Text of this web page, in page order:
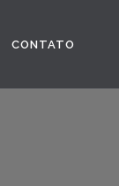
CONTATO